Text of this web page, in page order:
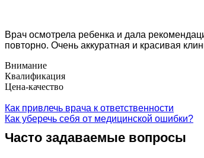
Врач осмотрела ребенка и дала
повторно. Очень аккуратная и красивая
Внимание
Квалификация
Цена-качество
Как привлечь врача к ответственности
Как уберечь себя от медицинской ошибки?
Часто задаваемые вопросы